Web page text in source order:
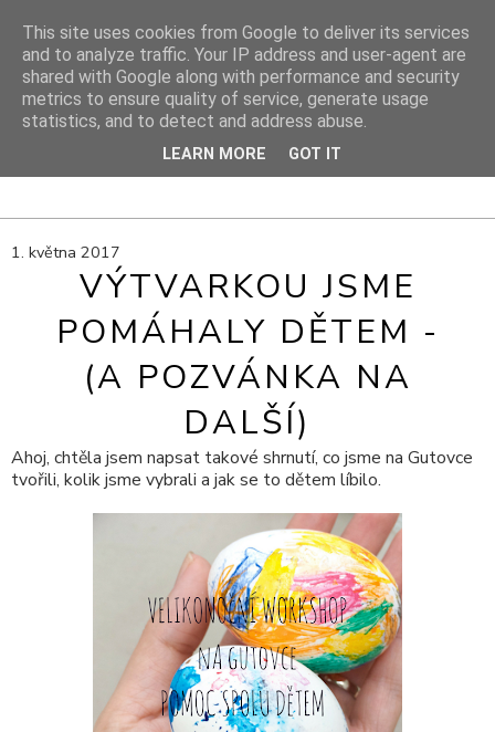
DIY PROJEKTY
DIY blog s návody, výtvarnými tipy a cestami za inspirací
1. května 2017
VÝTVARKOU JSME
POMÁHALY DĚTEM -
(A POZVÁNKA NA
DALŠÍ)
Ahoj, chtěla jsem napsat takové shrnutí, co jsme na Gutovce
tvořili, kolik jsme vybrali a jak se to dětem líbilo.
This site uses cookies from Google to deliver its services
and to analyze traffic. Your IP address and user-agent are
shared with Google along with performance and security
metrics to ensure quality of service, generate usage
statistics, and to detect and address abuse.
LEARN MORE GOT IT